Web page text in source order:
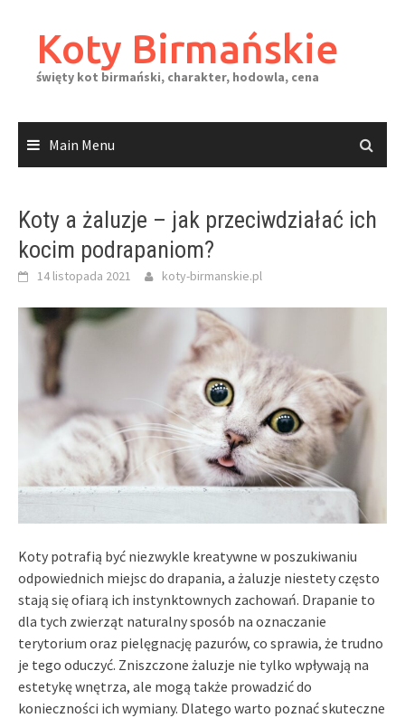
contentKoty Birmańskie
święty kot birmański, charakter, hodowla, cena
Main Menu
Koty a żaluzje – jak przeciwdziałać ich
kocim podrapaniom?
14 listopada 2021 koty-birmanskie.pl
Koty potrafią być niezwykle kreatywne w poszukiwaniu
odpowiednich miejsc do drapania, a żaluzje niestety często
stają się ofiarą ich instynktownych zachowań. Drapanie to
dla tych zwierząt naturalny sposób na oznaczanie
terytorium oraz pielęgnację pazurów, co sprawia, że trudno
je tego oduczyć. Zniszczone żaluzje nie tylko wpływają na
estetykę wnętrza, ale mogą także prowadzić do
konieczności ich wymiany. Dlatego warto poznać skuteczne